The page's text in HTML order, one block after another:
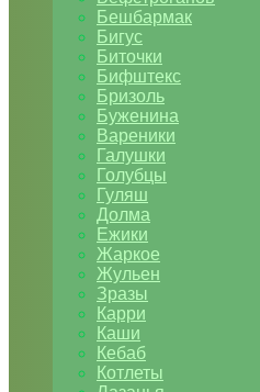
Бешбармак
Бигус
Биточки
Бифштекс
Бризоль
Буженина
Вареники
Галушки
Голубцы
Гуляш
Долма
Ежики
Жаркое
Жульен
Зразы
Карри
Каши
Кебаб
Котлеты